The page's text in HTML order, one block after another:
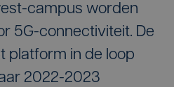
campus worden
5G-connectiviteit. De
platform in de loop
2022-2023